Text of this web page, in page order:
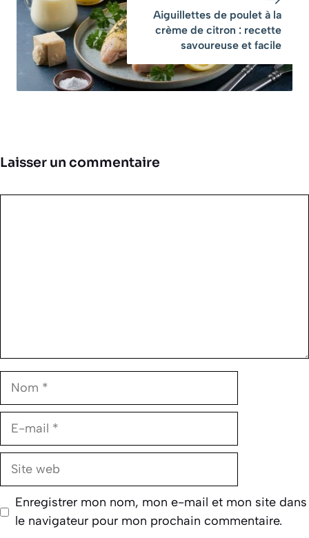
Aiguillettes de poulet à la
crème de citron : recette
savoureuse et facile
Laisser un commentaire
Nom
E-
Site
Enregistrer mon nom, mon e-mail et mon site dans
le navigateur pour mon prochain commentaire.